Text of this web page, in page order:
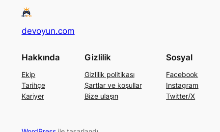
devoyun.com
Hakkında
Ekip
Tarihçe
Kariyer
Gizlilik
Gizlilik politikası
Şartlar ve koşullar
Bize ulaşın
Sosyal
Facebook
Instagram
Twitter/X